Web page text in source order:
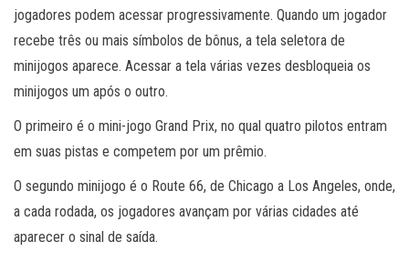
jogadores podem acessar progressivamente. Quando um jogador
recebe três ou mais símbolos de bônus, a tela seletora de
minijogos aparece. Acessar a tela várias vezes desbloqueia os
minijogos um após o outro.
O primeiro é o mini-jogo Grand Prix, no qual quatro pilotos entram
em suas pistas e competem por um prêmio.
O segundo minijogo é o Route 66, de Chicago a Los Angeles, onde,
a cada rodada, os jogadores avançam por várias cidades até
aparecer o sinal de saída.